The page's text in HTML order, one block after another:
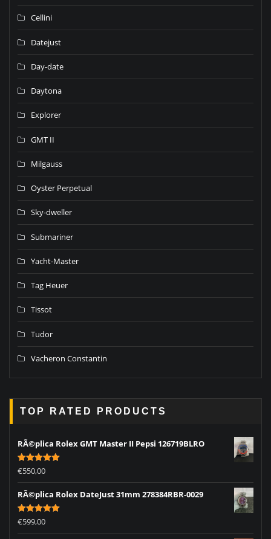
Cellini
Datejust
Day-date
Daytona
Explorer
GMT II
Milgauss
Oyster Perpetual
Sky-dweller
Submariner
Yacht-Master
Tag Heuer
Tissot
Tudor
Vacheron Constantin
TOP RATED PRODUCTS
RÃ©plica Rolex GMT Master II Pepsi 126719BLRO
Rated5.00
out of 5
€550,00
RÃ©plica Rolex DateJust 31mm 278384RBR-0029
Rated5.00
out of 5
€599,00